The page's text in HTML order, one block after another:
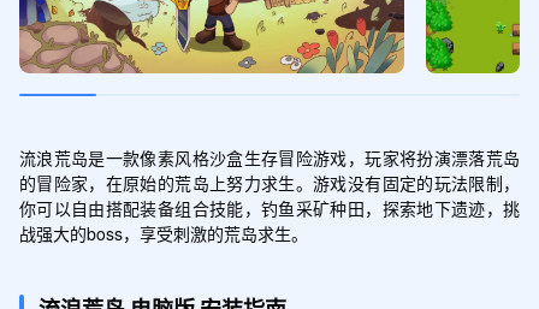
流浪荒岛是一款像素风格沙盒生存冒险游戏，玩家将扮演漂落荒岛
的冒险家，在原始的荒岛上努力求生。游戏没有固定的玩法限制，
你可以自由搭配装备组合技能，钓鱼采矿种田，探索地下遗迹，挑
战强大的boss，享受刺激的荒岛求生。